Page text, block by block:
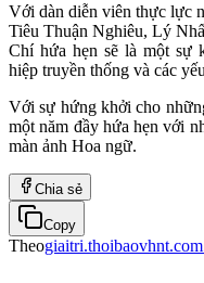
Với dàn diễn viên thực lực
Tiêu Thuận Nghiêu, Lý
Chí hứa hẹn sẽ là một sự
hiệp truyền thống và các
Với sự hứng khởi cho
một năm đầy hứa hẹn với
màn ảnh Hoa ngữ.
Chia sẻ
Copy
Theo